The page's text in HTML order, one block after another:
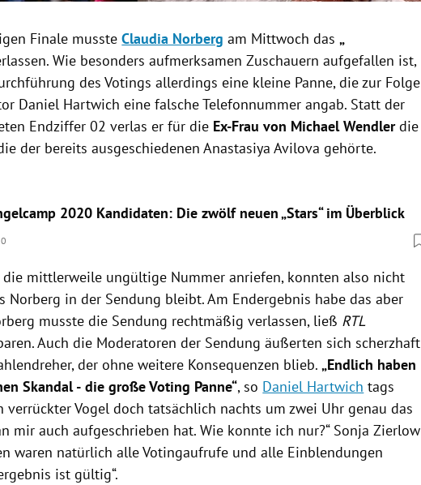
Finale mussteClaudia Norberg am Mittwoch das„
Wie besonders aufmerksamen Zuschauern aufgefallen ist,
des Votings allerdings eine kleine Panne, die zur Folge
Daniel Hartwich eine falsche Telefonnummer angab. Statt der
Endziffer 02 verlas er für die Ex-Frau von Michael Wendlerdie
der bereits ausgeschiedenen Anastasiya Avilova gehörte.
2020 Kandidaten: Die zwölf neuen „Stars“ im Überblick
die mittlerweile ungültige Nummer anriefen, konnten also nicht
Norberg in der Sendung bleibt. Am Endergebnis habe das aber
musste die Sendung rechtmäßig verlassen, ließ RTL
Auch die Moderatoren der Sendung äußerten sich scherzhaft
der ohne weitere Konsequenzen blieb.„Endlich haben
Skandal - die große Voting Panne“, so Daniel Hartwich tags
verrückter Vogel doch tatsächlich nachts um zwei Uhr genau das
mir auch aufgeschrieben hat. Wie konnte ich nur?“ Sonja Zierlow
waren natürlich alle Votingaufrufe und alle Einblendungen
ist gültig“.